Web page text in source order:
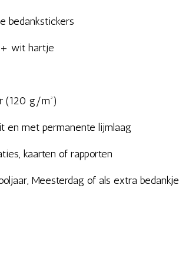
bedankstickers
wit hartje
(120 g/m²)
en met permanente lijmlaag
kaarten of rapporten
Meesterdag of als extra bedankje